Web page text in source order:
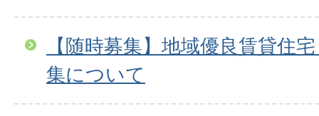
【随時募集】地域優良賃貸住
集について